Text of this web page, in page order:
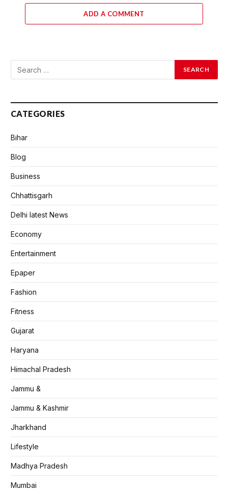
ADD A COMMENT
CATEGORIES
Bihar
Blog
Business
Chhattisgarh
Delhi latest News
Economy
Entertainment
Epaper
Fashion
Fitness
Gujarat
Haryana
Himachal Pradesh
Jammu &
Jammu & Kashmir
Jharkhand
Lifestyle
Madhya Pradesh
Mumbai